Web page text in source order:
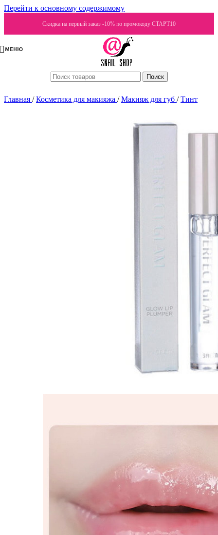
Перейти к основному содержимому
Скидка на первый заказ -10% по промокоду СТАРТ10
МЕНЮ
Поиск
Главная / Косметика для макияжа / Макияж для губ / Тинт